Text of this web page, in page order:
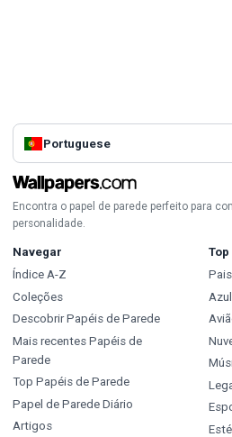
Portuguese
Encontra o papel de parede perfeito para
personalidade.
Navegar
Índice A-Z
Coleções
Descobrir Papéis de Parede
Mais recentes Papéis de
Parede
Top Papéis de Parede
Papel de Parede Diário
Artigos